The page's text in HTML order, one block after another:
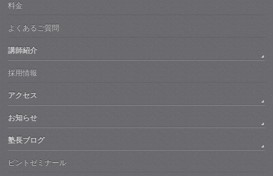
料金
よくあるご質問
講師紹介
採用情報
アクセス
お知らせ
塾長ブログ
ピントゼミナール